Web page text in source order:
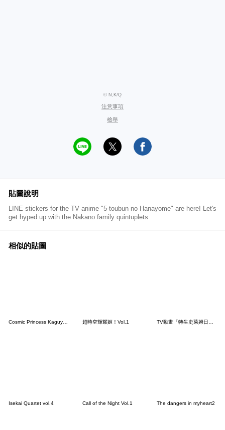
© N,K/Q
注意事項
檢舉
貼圖說明
LINE stickers for the TV anime "5-toubun no Hanayome" are here! Let's
get hyped up with the Nakano family quintuplets
相似的貼圖
Cosmic Princess Kaguya! Vol.2 超時空輝耀姬！Vol.1 TV動畫「轉生史萊姆日記」
Isekai Quartet vol.4 Call of the Night Vol.1 The dangers in myheart2